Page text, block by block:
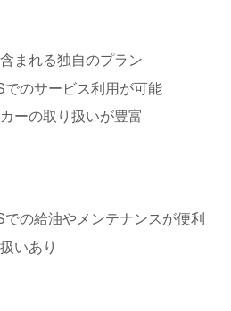
まれる独自のプラン
のサービス利用が可能
ーの取り扱いが豊富
の給油やメンテナンスが便利
いあり